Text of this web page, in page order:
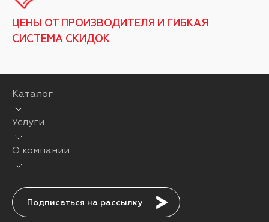
ЦЕНЫ ОТ ПРОИЗВОДИТЕЛЯ И ГИБКАЯ
СИСТЕМА СКИДОК
Каталог
Услуги
О компании
Подписаться